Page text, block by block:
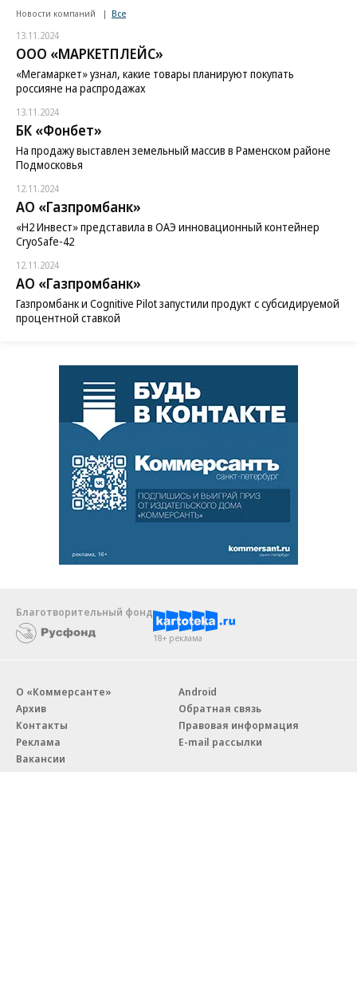
Новости компаний Все
13.11.2024
ООО «МАРКЕТПЛЕЙС»
«Мегамаркет» узнал, какие товары планируют покупать
россияне на распродажах
13.11.2024
БК «Фонбет»
На продажу выставлен земельный массив в Раменском районе
Подмосковья
12.11.2024
АО «Газпромбанк»
«H2 Инвест» представила в ОАЭ инновационный контейнер
CryoSafe-42
12.11.2024
АО «Газпромбанк»
Газпромбанк и Cognitive Pilot запустили продукт с субсидируемой
процентной ставкой
Благотворительный фонд
18+ реклама
О «Коммерсанте»
Архив
Контакты
Реклама
Вакансии
Android
Обратная связь
Правовая информация
E-mail рассылки